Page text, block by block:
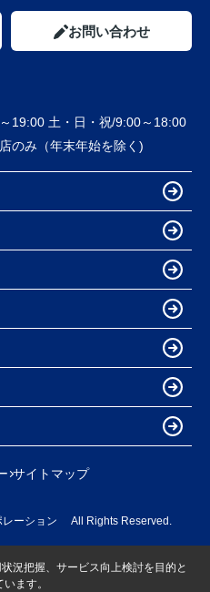
お問い合わせ
19:00 土・日・祝/9:00～18:00
のみ（年末年始を除く)
サイトマップ
レーション All Rights Reserved.
況把握、サービス向上検討を目的と
ます。